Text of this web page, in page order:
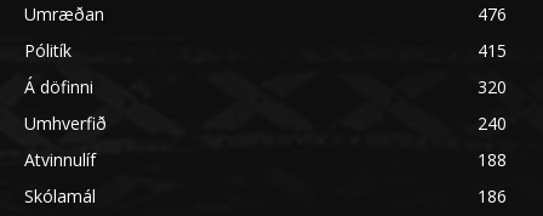
Umræðan
476
Pólitík
415
Á döfinni
320
Umhverfið
240
Atvinnulíf
188
Skólamál
186